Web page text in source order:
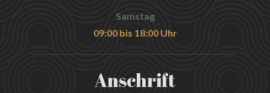
Samstag
09:00 bis 18:00 Uhr
Anschrift